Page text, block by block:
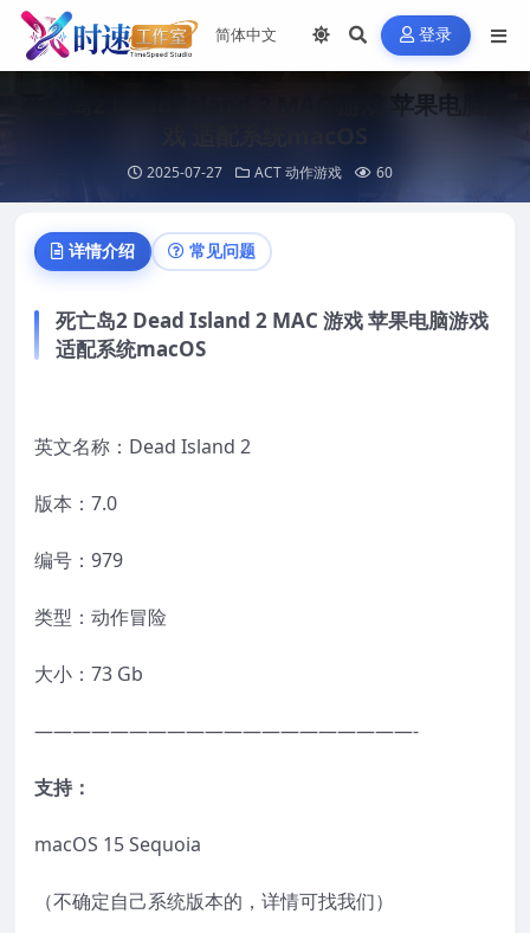
登录
死亡岛2 Dead Island 2 MAC 游戏 苹果电脑游
2025-07-27 ACT 动作游戏 60
详情介绍 常见问题
死亡岛2 Dead Island 2 MAC 游戏 苹果电脑游戏
适配系统macOS
英文名称：Dead Island 2
版本：7.0
编号：979
类型：动作冒险
大小：73 Gb
————————————————————-
支持：
macOS 15 Sequoia
（不确定自己系统版本的，详情可找我们）